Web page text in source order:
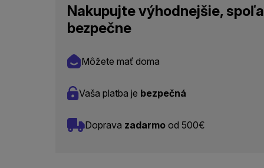
Nakupujte výhodnejšie,
bezpečne
Môžete mať doma
Vaša platba je bezpečná
Doprava zadarmo od 500€